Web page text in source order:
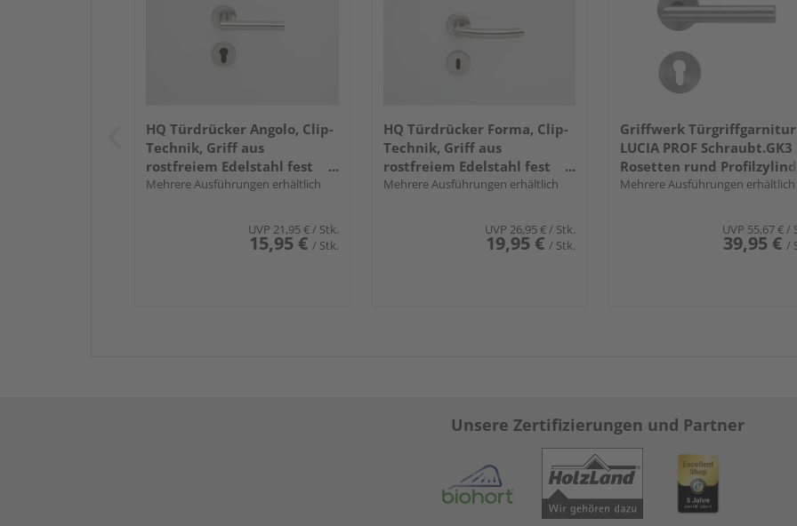
HQ Türdrücker Angolo, Clip-
Technik, Griff aus
rostfreiem Edelstahl fest
drehbar gelagert
Mehrere Ausführungen erhältlich
UVP 21,95 €/ Stk.
15,95 € / Stk.
HQ Türdrücker Forma, Clip-
Technik, Griff aus
rostfreiem Edelstahl fest
drehbar gelagert
Mehrere Ausführungen erhältlich
UVP 26,95 €/ Stk.
19,95 € / Stk.
Griffwerk Türgriffgarnitur
LUCIA PROF Schraubt.GK3
Rosetten rund
Edelst. ma.
Mehrere Ausführungen erhältlich
UVP 55,67 €/
39,95 € /
Unsere Zertifizierungen und Partner